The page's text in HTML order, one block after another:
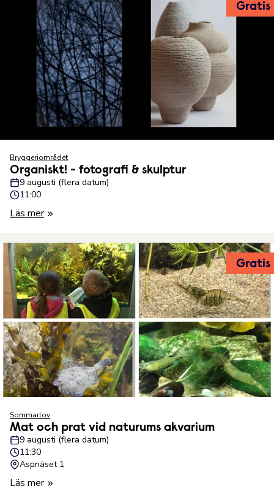
Gratis
Bryggeriområdet
Organiskt! - fotografi & skulptur
9 augusti (flera datum)
11:00
Läs mer
Gratis
Sommarlov
Mat och prat vid naturums akvarium
9 augusti (flera datum)
11:30
Aspnäset 1
Läs mer